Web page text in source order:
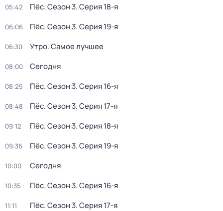
05:42 Пёс. Сезон 3. Серия 18-я
06:06 Пёс. Сезон 3. Серия 19-я
06:30 Утро. Самое лучшее
08:00 Сегодня
08:25 Пёс. Сезон 3. Серия 16-я
08:48 Пёс. Сезон 3. Серия 17-я
09:12 Пёс. Сезон 3. Серия 18-я
09:36 Пёс. Сезон 3. Серия 19-я
10:00 Сегодня
10:35 Пёс. Сезон 3. Серия 16-я
11:11 Пёс. Сезон 3. Серия 17-я